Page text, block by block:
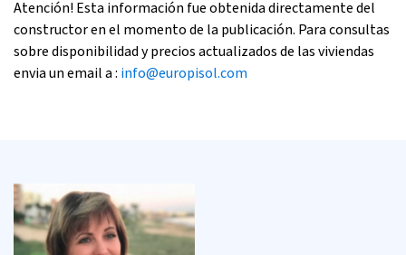
Atención! Esta información fue obtenida directamente del
constructor en el momento de la publicación. Para consultas
sobre disponibilidad y precios actualizados de las viviendas
envia un email a : info@europisol.com